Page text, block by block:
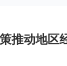
推动地区